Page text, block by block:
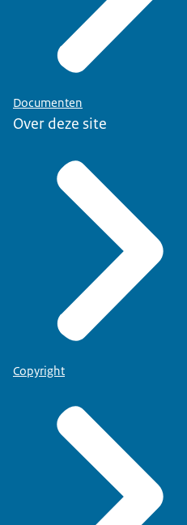
Documenten
Over deze site
Copyright